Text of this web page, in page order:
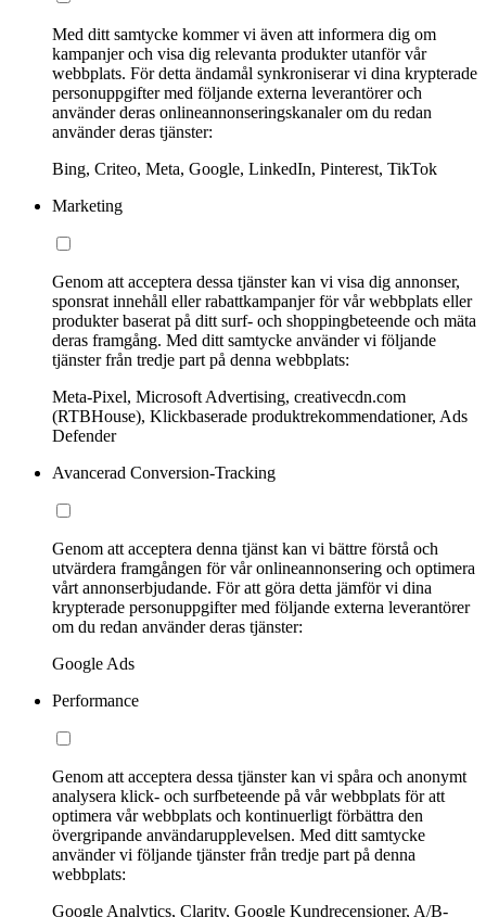
Med ditt samtycke kommer vi även att informera dig om
kampanjer och visa dig relevanta produkter utanför vår
webbplats. För detta ändamål synkroniserar vi dina krypterade
personuppgifter med följande externa leverantörer och
använder deras onlineannonseringskanaler om du redan
använder deras tjänster:
Bing, Criteo, Meta, Google, LinkedIn, Pinterest, TikTok
Marketing
Genom att acceptera dessa tjänster kan vi visa dig annonser,
sponsrat innehåll eller rabattkampanjer för vår webbplats eller
produkter baserat på ditt surf- och shoppingbeteende och mäta
deras framgång. Med ditt samtycke använder vi följande
tjänster från tredje part på denna webbplats:
Meta-Pixel, Microsoft Advertising, creativecdn.com
(RTBHouse), Klickbaserade produktrekommendationer, Ads
Defender
Avancerad Conversion-Tracking
Genom att acceptera denna tjänst kan vi bättre förstå och
utvärdera framgången för vår onlineannonsering och optimera
vårt annonserbjudande. För att göra detta jämför vi dina
krypterade personuppgifter med följande externa leverantörer
om du redan använder deras tjänster:
Google Ads
Performance
Genom att acceptera dessa tjänster kan vi spåra och anonymt
analysera klick- och surfbeteende på vår webbplats för att
optimera vår webbplats och kontinuerligt förbättra den
övergripande användarupplevelsen. Med ditt samtycke
använder vi följande tjänster från tredje part på denna
webbplats:
Google Analytics, Clarity, Google Kundrecensioner, A/B-